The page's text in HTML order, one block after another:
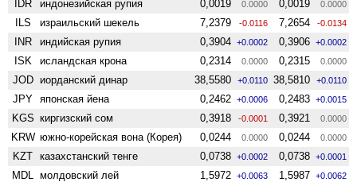
IDR индонезийская рупия 0,0019 0.0000 0,0019 0.0000
ILS израильский шекель 7,2379 -0.0116 7,2654 -0.0134
INR индийская рупия 0,3904 +0.0002 0,3906 +0.0002
ISK исландская крона 0,2314 0.0000 0,2315 0.0000
JOD иорданский динар 38,5580 +0.0110 38,5810 +0.0110
JPY японская йена 0,2462 +0.0006 0,2483 +0.0015
KGS киргизский сом 0,3918 -0.0001 0,3921 0.0000
KRW южно-корейская вона (Корея) 0,0244 0.0000 0,0244 0.0000
KZT казахстанский тенге 0,0738 +0.0002 0,0738 +0.0001
MDL молдовский лей 1,5972 +0.0063 1,5987 +0.0062